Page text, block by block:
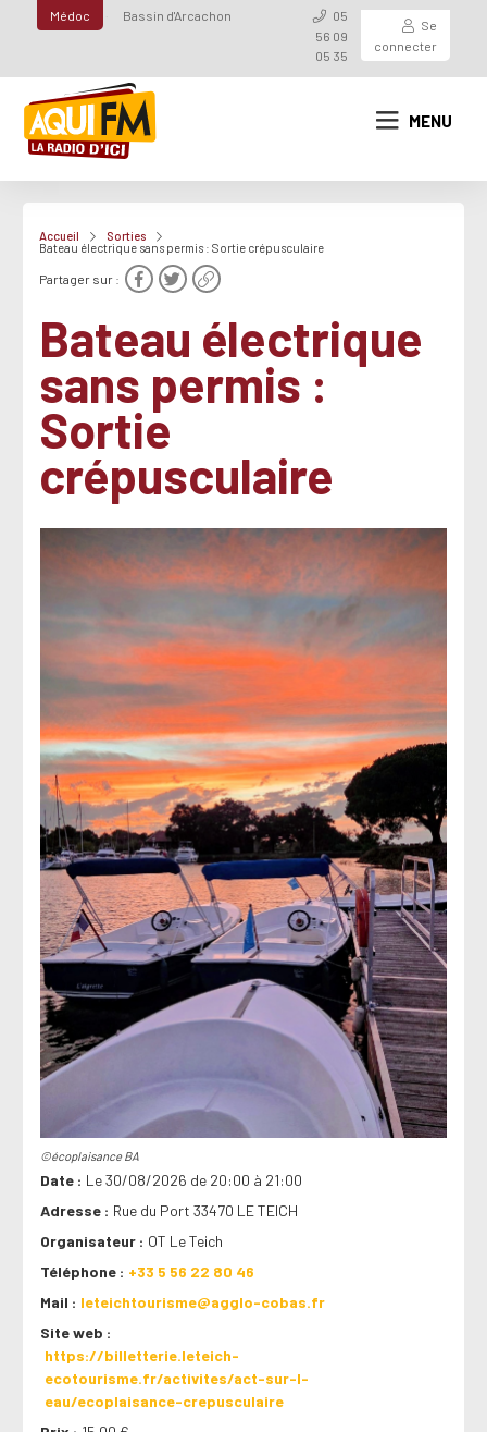
Médoc Bassin d'Arcachon
05
56 09
05 35
Se
connecter
MENU
Accueil
Sorties
Bateau électrique sans permis : Sortie crépusculaire
Partager sur :
Bateau électrique
sans permis :
Sortie
crépusculaire
©écoplaisance BA
Date
Le 30/08/2026 de 20:00 à 21:00
Adresse
Rue du Port 33470 LE TEICH
Organisateur
OT Le Teich
Téléphone
+33 5 56 22 80 46
Mail
leteichtourisme@agglo-cobas.fr
Site web
https://billetterie.leteich-
ecotourisme.fr/activites/act-sur-l-
eau/ecoplaisance-crepusculaire